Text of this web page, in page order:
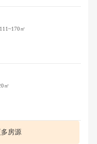
㎡
㎡
房源